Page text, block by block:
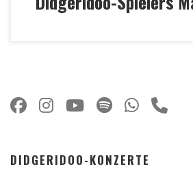
DIDGERIDOO-KONZERTE